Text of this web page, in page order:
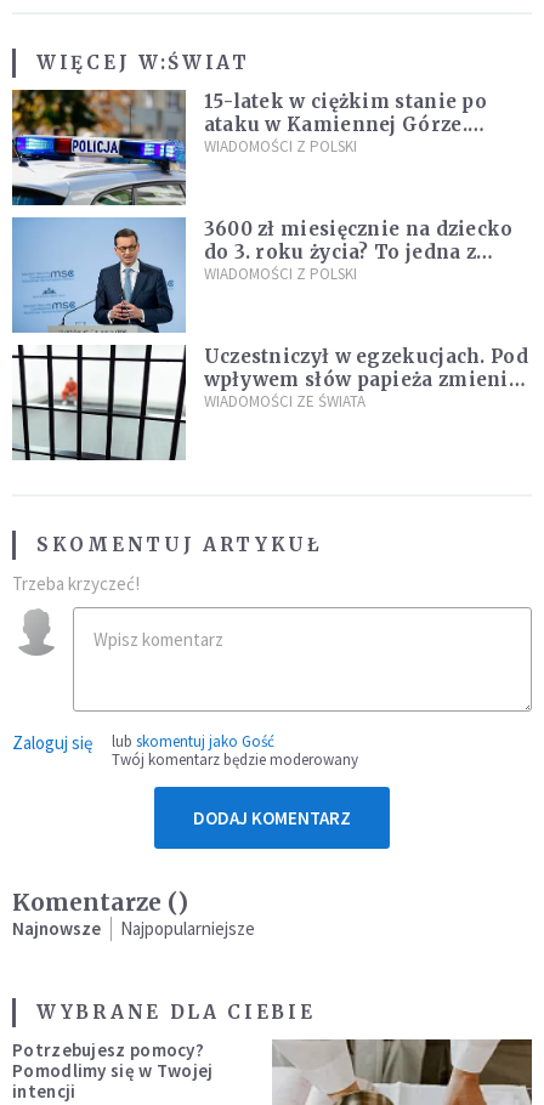
WIĘCEJ W:ŚWIAT
15-latek w ciężkim stanie po
ataku w Kamiennej Górze.
Policja zatrzymała dwóch
WIADOMOŚCI Z POLSKI
3600 zł miesięcznie na dziecko
do 3. roku życia? To jedna z
propozycji programu "Rozwój
WIADOMOŚCI Z POLSKI
Uczestniczył w egzekucjach. Pod
wpływem słów papieża zmienił
zdanie
WIADOMOŚCI ZE ŚWIATA
SKOMENTUJ ARTYKUŁ
Trzeba krzyczeć!
Zaloguj się lub skomentuj jako Gość
Twój komentarz będzie moderowany
DODAJ KOMENTARZ
Komentarze ()
Najnowsze Najpopularniejsze
WYBRANE DLA CIEBIE
Potrzebujesz pomocy?
Pomodlimy się w Twojej
intencji